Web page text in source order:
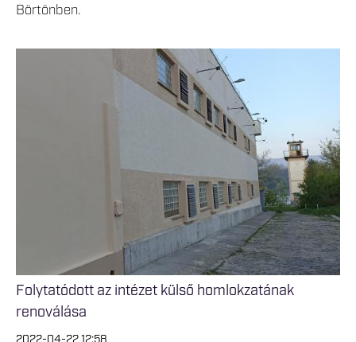
Börtönben.
Folytatódott az intézet külső homlokzatának
renoválása